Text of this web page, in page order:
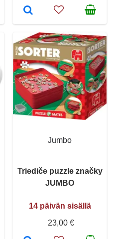
Jumbo
Triediče puzzle značky
JUMBO
14 päivän sisällä
23,00 €